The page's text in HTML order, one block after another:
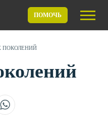
ПОМОЧЬ
ПОКОЛЕНИЙ